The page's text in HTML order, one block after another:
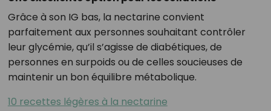
Grâce à son IG bas, la nectarine convient
parfaitement aux personnes souhaitant contrôler
leur glycémie, qu’il s’agisse de diabétiques, de
personnes en surpoids ou de celles soucieuses de
maintenir un bon équilibre métabolique.
10 recettes légères à la nectarine